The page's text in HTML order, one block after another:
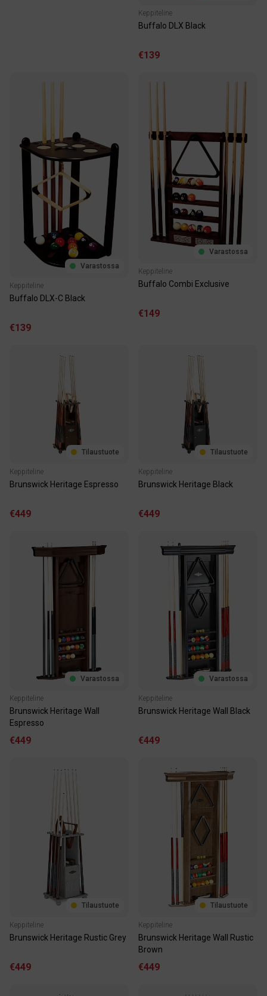
Keppiteline
Buffalo DLX Black
€139
Varastossa
Keppiteline
Buffalo DLX-C Black
€139
Varastossa
Keppiteline
Buffalo Combi Exclusive
€149
Tilaustuote
Keppiteline
Brunswick Heritage Espresso
€449
Tilaustuote
Keppiteline
Brunswick Heritage Black
€449
Varastossa
Keppiteline
Brunswick Heritage Wall
Espresso
€449
Varastossa
Keppiteline
Brunswick Heritage Wall Black
€449
Tilaustuote
Keppiteline
Brunswick Heritage Rustic Grey
€449
Tilaustuote
Keppiteline
Brunswick Heritage Wall Rustic
Brown
€449